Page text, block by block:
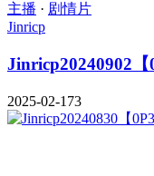
主播 · 剧情片
Jinricp
Jinricp20240902【
2025-02-173